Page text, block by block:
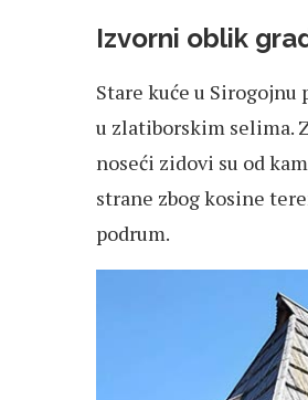
Izvorni oblik
Stare kuće u
u zlatiborskim selima.
noseći zidovi su od
strane zbog kosine
podrum.